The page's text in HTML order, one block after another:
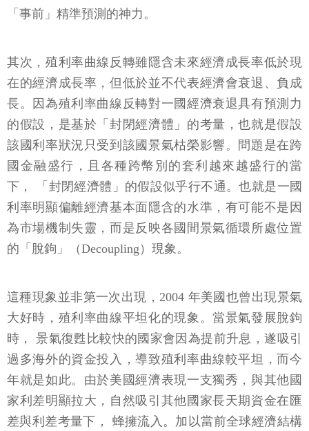
「事前」精準預測的神力。
其次，殖利率曲線反轉雖隱含未來經濟成長率低於現
在的經濟成長率，但低於並不代表經濟會衰退、負成
長。因為殖利率曲線反轉對一國經濟衰退具有預測力
的假設，是基於「封閉經濟體」的考量，也就是假設
該國利率狀況只受到該國景氣枯榮影響。問題是在跨
國金融盛行，且各種跨幣別的套利越來越盛行的當
下， 「封閉經濟體」的假設似乎行不通。也就是一國
利率明顯偏離經濟基本面隱含的水準，有可能不是因
為市場機制失靈，而是反映各國間景氣循環所處位置
的「脫鉤」（Decoupling）現象。
這種現象並非第一次出現，2004 年美國也曾出現景氣
大好時，殖利率曲線平坦化的現象。當景氣發展脫鉤
時， 景氣復甦比較快的國家會因為提前升息，遂吸引
過多海外的資金投入，導致殖利率曲線較平坦，而今
年就是如此。由於美國經濟表現一支獨秀，與其他國
家利差明顯拉大，自然吸引其他國家長天期資金在匯
差與利差考量下， 蜂擁流入。加以當前全球經濟結構